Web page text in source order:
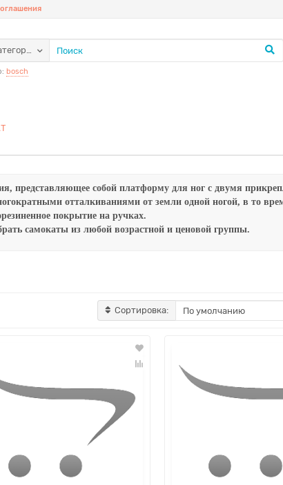
bosch
представляющее собой платформу для ног с двумя
отталкиваниями от земли одной ногой, в то
покрытие на ручках.
самокаты из любой возрастной и ценовой группы.
Сортировка: